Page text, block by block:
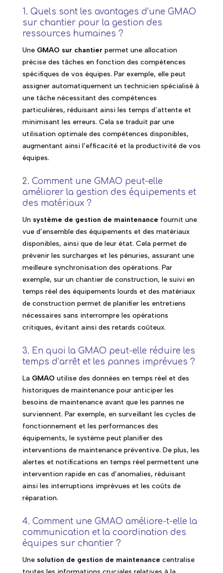
1. Quels sont les avantages d’une GMAO
sur chantier pour la gestion des
ressources humaines ?
Une GMAO sur chantier permet une allocation
précise des tâches en fonction des compétences
spécifiques de vos équipes. Par exemple, elle peut
assigner automatiquement un technicien spécialisé à
une tâche nécessitant des compétences
particulières, réduisant ainsi les temps d’attente et
minimisant les erreurs. Cela se traduit par une
utilisation optimale des compétences disponibles,
augmentant ainsi l’efficacité et la productivité de vos
équipes.
2. Comment une GMAO peut-elle
améliorer la gestion des équipements et
des matériaux ?
Un système de gestion de maintenance fournit une
vue d’ensemble des équipements et des matériaux
disponibles, ainsi que de leur état. Cela permet de
prévenir les surcharges et les pénuries, assurant une
meilleure synchronisation des opérations. Par
exemple, sur un chantier de construction, le suivi en
temps réel des équipements lourds et des matériaux
de construction permet de planifier les entretiens
nécessaires sans interrompre les opérations
critiques, évitant ainsi des retards coûteux.
3. En quoi la GMAO peut-elle réduire les
temps d’arrêt et les pannes imprévues ?
La GMAO utilise des données en temps réel et des
historiques de maintenance pour anticiper les
besoins de maintenance avant que les pannes ne
surviennent. Par exemple, en surveillant les cycles de
fonctionnement et les performances des
équipements, le système peut planifier des
interventions de maintenance préventive. De plus, les
alertes et notifications en temps réel permettent une
intervention rapide en cas d’anomalies, réduisant
ainsi les interruptions imprévues et les coûts de
réparation.
4. Comment une GMAO améliore-t-elle la
communication et la coordination des
équipes sur chantier ?
Une solution de gestion de maintenance centralise